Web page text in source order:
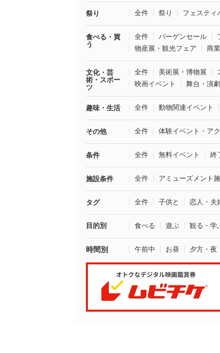
祭り 全件 祭り フェスティ
食べる・買
う
全件 バーゲンセール
物産展・観光フェア
商
文化・芸
術・スポー
ツ
全件 美術展・博物展
映画イベント
舞台・演劇
趣味・生活 全件 動物関連イベント
その他 全件 体験イベント・ア
条件 全件 無料イベント 終
施設条件 全件 アミューズメント
タグ 全件 子供と 恋人・夫
目的別 食べる 遊ぶ 観る・学
時間別 午前中 お昼 夕方・夜